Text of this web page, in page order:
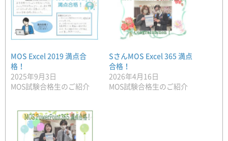
MOS Excel 2019 満点合
格！
2025年9月3日
MOS試験合格生のご紹介
SさんMOS Excel 365 満点
合格！
2026年4月16日
MOS試験合格生のご紹介